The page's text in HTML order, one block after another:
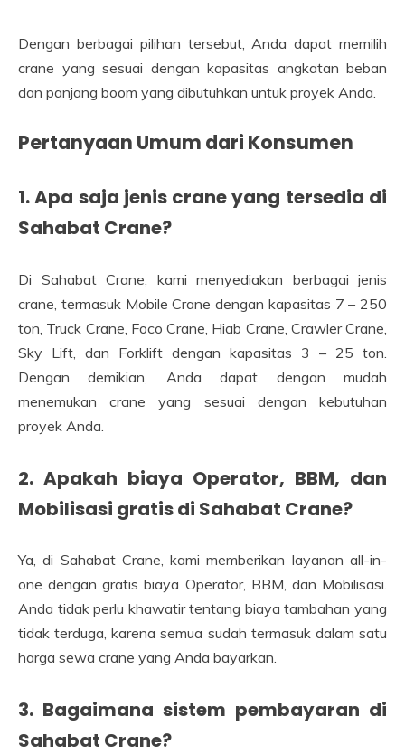
Dengan berbagai pilihan tersebut, Anda dapat memilih
crane yang sesuai dengan kapasitas angkatan beban
dan panjang boom yang dibutuhkan untuk proyek Anda.
Pertanyaan Umum dari Konsumen
1. Apa saja jenis crane yang tersedia di
Sahabat Crane?
Di Sahabat Crane, kami menyediakan berbagai jenis
crane, termasuk Mobile Crane dengan kapasitas 7 – 250
ton, Truck Crane, Foco Crane, Hiab Crane, Crawler Crane,
Sky Lift, dan Forklift dengan kapasitas 3 – 25 ton.
Dengan demikian, Anda dapat dengan mudah
menemukan crane yang sesuai dengan kebutuhan
proyek Anda.
2. Apakah biaya Operator, BBM, dan
Mobilisasi gratis di Sahabat Crane?
Ya, di Sahabat Crane, kami memberikan layanan all-in-
one dengan gratis biaya Operator, BBM, dan Mobilisasi.
Anda tidak perlu khawatir tentang biaya tambahan yang
tidak terduga, karena semua sudah termasuk dalam satu
harga sewa crane yang Anda bayarkan.
3. Bagaimana sistem pembayaran di
Sahabat Crane?